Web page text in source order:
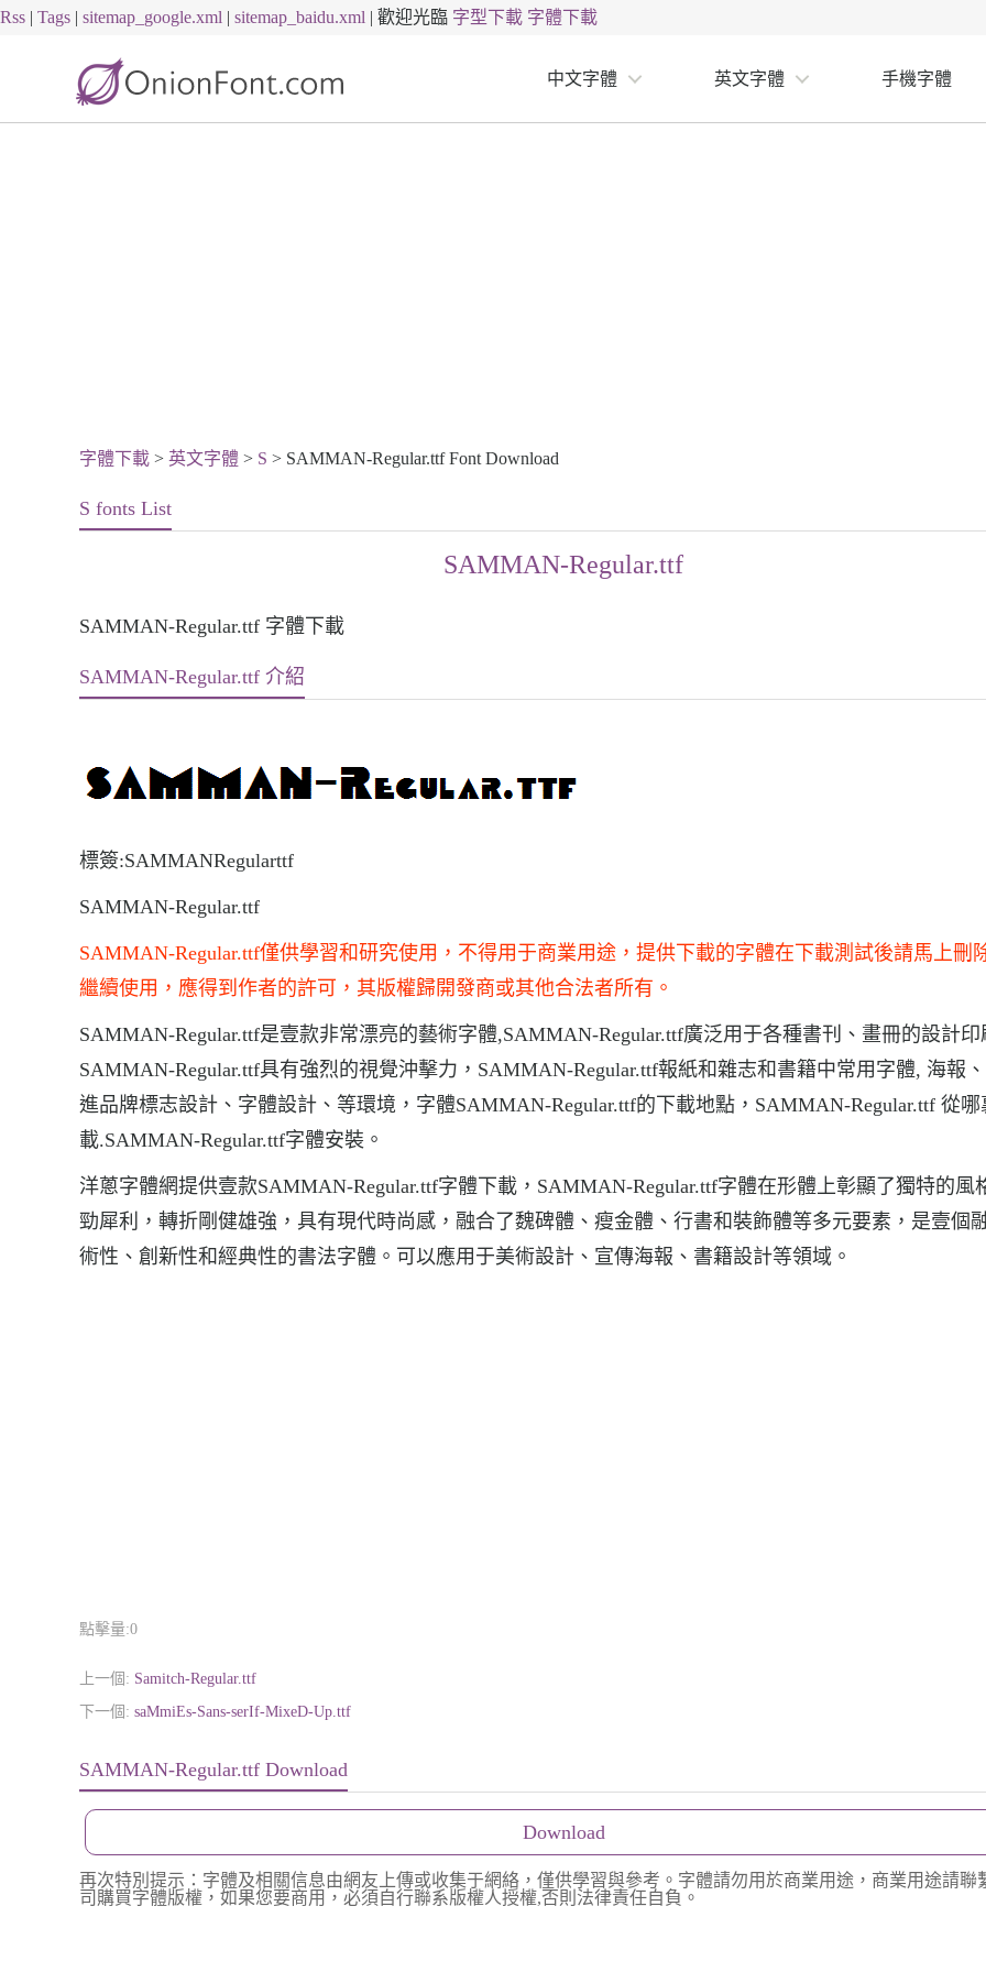
Rss | Tags | sitemap_google.xml | sitemap_baidu.xml | 歡迎光臨 字型下載 字體下載
中文字體 英文字體 手機字體
字體下載 > 英文字體 > S > SAMMAN-Regular.ttf Font Download
S fonts List
SAMMAN-Regular.ttf
SAMMAN-Regular.ttf 字體下載
SAMMAN-Regular.ttf 介紹
標簽:SAMMANRegularttf
SAMMAN-Regular.ttf
SAMMAN-Regular.ttf僅供學習和研究使用，不得用于商業用途，提供下載的字體在下載測試後請馬上刪
繼續使用，應得到作者的許可，其版權歸開發商或其他合法者所有。
SAMMAN-Regular.ttf是壹款非常漂亮的藝術字體,SAMMAN-Regular.ttf廣泛用于各種書刊、畫冊的設計印
SAMMAN-Regular.ttf具有強烈的視覺沖擊力，SAMMAN-Regular.ttf報紙和雜志和書籍中常用字體, 海報
進品牌標志設計、字體設計、等環境，字體SAMMAN-Regular.ttf的下載地點，SAMMAN-Regular.ttf 從哪
載.SAMMAN-Regular.ttf字體安裝。
洋蔥字體網提供壹款SAMMAN-Regular.ttf字體下載，SAMMAN-Regular.ttf字體在形體上彰顯了獨特的風
勁犀利，轉折剛健雄強，具有現代時尚感，融合了魏碑體、瘦金體、行書和裝飾體等多元要素，是壹個
術性、創新性和經典性的書法字體。可以應用于美術設計、宣傳海報、書籍設計等領域。
點擊量:0
上一個: Samitch-Regular.ttf
下一個: saMmiEs-Sans-serIf-MixeD-Up.ttf
SAMMAN-Regular.ttf Download
Download
再次特別提示：字體及相關信息由網友上傳或收集于網絡，僅供學習與參考。字體請勿用於商業用途，商業用途請聯
司購買字體版權，如果您要商用，必須自行聯系版權人授權,否則法律責任自負。